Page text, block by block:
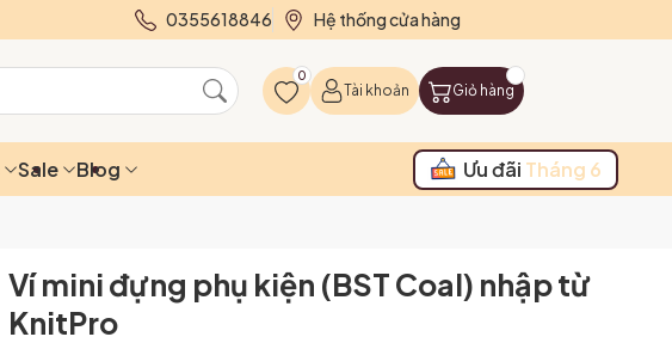
0355618846 Hệ thống cửa hàng
0
Tài khoản Giỏ hàng
Sale Blog Ưu đãi Tháng 6
Ví mini đựng phụ kiện (BST Coal) nhập từ
KnitPro